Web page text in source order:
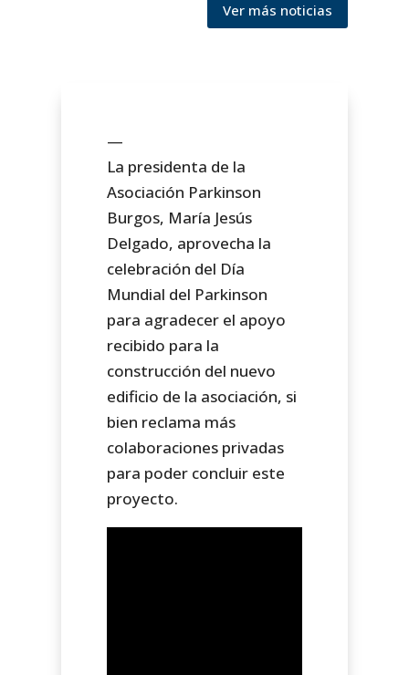
Ver más noticias
—
La presidenta de la
Asociación Parkinson
Burgos, María Jesús
Delgado, aprovecha la
celebración del Día
Mundial del Parkinson
para agradecer el apoyo
recibido para la
construcción del nuevo
edificio de la asociación, si
bien reclama más
colaboraciones privadas
para poder concluir este
proyecto.